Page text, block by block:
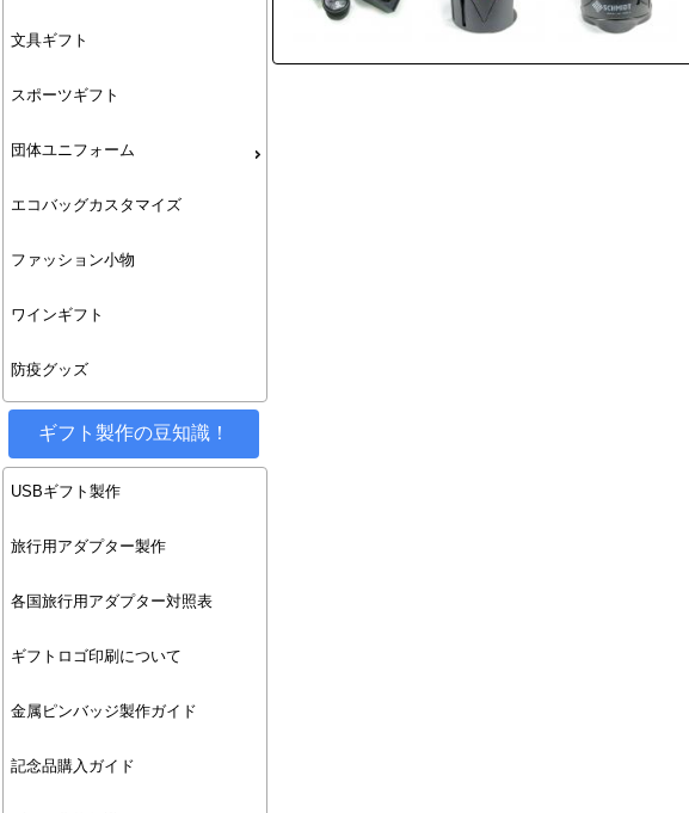
文具ギフト
スポーツギフト
団体ユニフォーム
エコバッグカスタマイズ
ファッション小物
ワインギフト
防疫グッズ
ギフト製作の豆知識！
USBギフト製作
旅行用アダプター製作
各国旅行用アダプター対照表
ギフトロゴ印刷について
金属ピンバッジ製作ガイド
記念品購入ガイド